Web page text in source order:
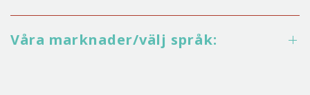
Våra marknader/välj språk: